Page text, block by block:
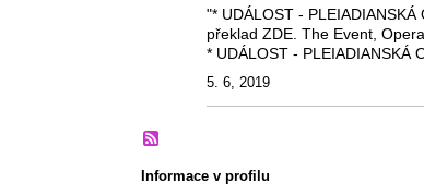
"* UDÁLOST -
překlad ZDE. The Event,
* UDÁLOST - PLEIADIANSKÁ
5. 6, 2019
Informace v profilu